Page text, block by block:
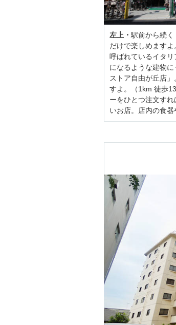
左上・駅前から続く
だけで楽しめます
呼ばれているイタ
になるような建物
ストア自由が丘店
すよ。（1km 徒歩
ーをひとつ注文す
いお店。店内の食